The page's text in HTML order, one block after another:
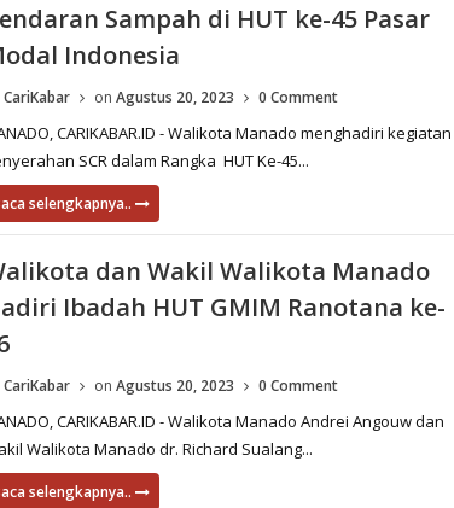
Sampah di HUT ke-45 Pasar
Indonesia
CariKabar on Agustus 20, 2023 0 Comment
CARIKABAR.ID - Walikota Manado menghadiri kegiatan
SCR dalam Rangka HUT Ke-45...
selengkapnya..
dan Wakil Walikota Manado
Ibadah HUT GMIM Ranotana ke-
CariKabar on Agustus 20, 2023 0 Comment
CARIKABAR.ID - Walikota Manado Andrei Angouw dan
Walikota Manado dr. Richard Sualang...
selengkapnya..